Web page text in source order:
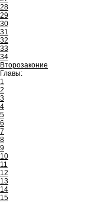
28
29
30
31
32
33
34
Второзаконие
Главы:
1
2
3
4
5
6
7
8
9
10
11
12
13
14
15